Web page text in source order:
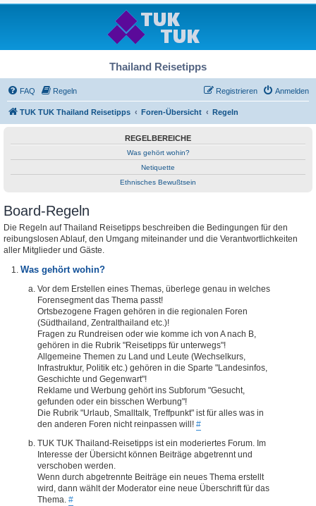
Thailand Reisetipps
FAQ Regeln Anmelden
Registrieren
TUK TUK Thailand Reisetipps Foren-Übersicht Regeln
REGELBEREICHE
Was gehört wohin?
Netiquette
Ethnisches Bewußtsein
Board-Regeln
Die Regeln auf Thailand Reisetipps beschreiben die Bedingungen für den
reibungslosen Ablauf, den Umgang miteinander und die Verantwortlichkeiten
aller Mitglieder und Gäste.
Was gehört wohin?
Vor dem Erstellen eines Themas, überlege genau in welches
Forensegment das Thema passt!
Ortsbezogene Fragen gehören in die regionalen Foren
(Südthailand, Zentralthailand etc.)!
Fragen zu Rundreisen oder wie komme ich von A nach B,
gehören in die Rubrik "Reisetipps für unterwegs"!
Allgemeine Themen zu Land und Leute (Wechselkurs,
Infrastruktur, Politik etc.) gehören in die Sparte "Landesinfos,
Geschichte und Gegenwart"!
Reklame und Werbung gehört ins Subforum "Gesucht,
gefunden oder ein bisschen Werbung"!
Die Rubrik "Urlaub, Smalltalk, Treffpunkt" ist für alles was in
den anderen Foren nicht reinpassen will! #
TUK TUK Thailand-Reisetipps ist ein moderiertes Forum. Im
Interesse der Übersicht können Beiträge abgetrennt und
verschoben werden.
Wenn durch abgetrennte Beiträge ein neues Thema erstellt
wird, dann wählt der Moderator eine neue Überschrift für das
Thema. #